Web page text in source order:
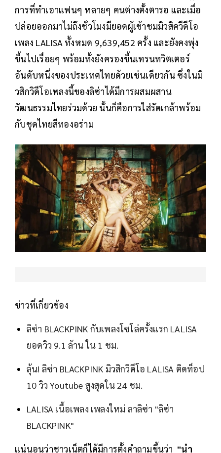
การที่ทำเอาแฟนๆ หลายๆ คนต่างตั้งตารอ และเมื่อ
ปล่อยออกมาไม่ถึงชั่วโมงมียอดผู้เข้าชมมิวสิควีดีโอ
เพลง LALISA ทั้งหมด 9,639,452 ครั้ง และยังคงพุ่ง
ขึ้นไปเรื่อยๆ พร้อมทั้งยังครองขึ้นเทรนทวิตเตอร์
อันดับหนึ่งของประเทศไทยด้วยเช่นเดียวกัน ซึ่งในมิ
วสิกวิดีโอเพลงนี้ของลิซ่าได้มีการผสมผสาน
วัฒนธรรมไทยร่วมด้วย นั้นก็คือการใส่รัดเกล้าพร้อม
กับชุดไทยสีทองอร่าม
ข่าวที่เกี่ยวข้อง
ลิซ่า BLACKPINK กับเพลงโซโล่ครั้งแรก LALISA
ยอดวิว 9.1 ล้าน ใน 1 ชม.
ลุ้น! ลิซ่า BLACKPINK มิวสิกวิดีโอ LALISA ติดท็อป
10 วิว Youtube สูงสุดใน 24 ชม.
LALISA เนื้อเพลง เพลงใหม่ ลาลิซ่า "ลิซ่า
BLACKPINK"
แน่นอนว่าชาวเน็ตก็ได้มีการตั้งคำถามขึ้นว่า "นำ